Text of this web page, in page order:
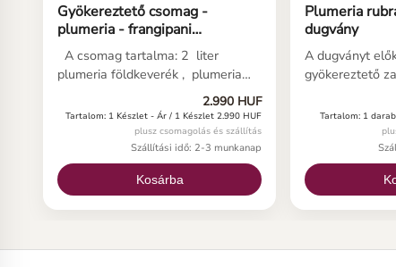
Gyökereztető csomag -
plumeria - frangipani
dugványokhoz
A csomag tartalma: 2 liter
plumeria földkeverék , plumeria
gyökereztetéshez és 4 db
gyökereztető zacskó valamint
tájékoztató a plumeria dugvány
gondozásához. A kész plumeria
gyökereztető keverékkel töltsd fel
a zacskót és a keveréket erősítd fel
a frangipáni dugvány vágott
2.990 HUF
Tartalom: 1 Készlet - Ár / 1 Készlet 2.990 HUF
plusz csomagolás és szállítás
Szállítási idő: 2-3 munkanap
Kosárba
Plumeria
dugvány
A dugványt
gyökereztető
Nincs vele
dugvány erős,
állapotban
esetekben már
dugványon.
Tartalom: 1